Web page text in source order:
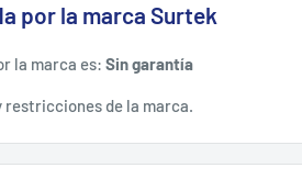
por la marca Surtek
la marca es: Sin garantía
restricciones de la marca.